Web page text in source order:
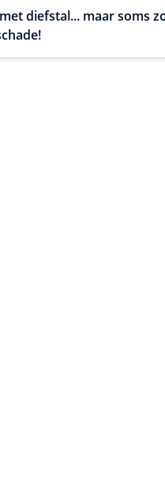
diefstal... maar soms